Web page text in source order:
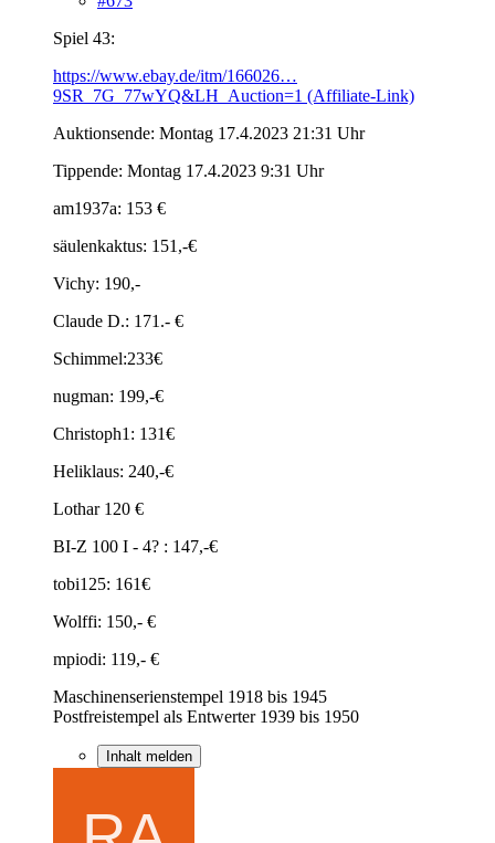
Spiel 43:
https://www.ebay.de/itm/166026…
9SR_7G_77wYQ&LH_Auction=1 (Affiliate-Link)
Auktionsende: Montag 17.4.2023 21:31 Uhr
Tippende: Montag 17.4.2023 9:31 Uhr
am1937a: 153 €
säulenkaktus: 151,-€
Vichy: 190,-
Claude D.: 171.- €
Schimmel:233€
nugman: 199,-€
Christoph1: 131€
Heliklaus: 240,-€
Lothar 120 €
BI-Z 100 I - 4? : 147,-€
tobi125: 161€
Wolffi: 150,- €
mpiodi: 119,- €
Maschinenserienstempel 1918 bis 1945
Postfreistempel als Entwerter 1939 bis 1950
Inhalt melden